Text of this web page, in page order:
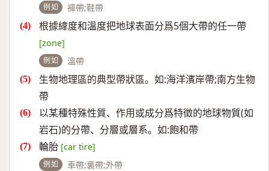
例如 褲帶;鞋帶
根據緯度和溫度把地球表面分爲5個大帶的任一帶
[zone]
例如 溫帶
生物地理區的典型帶狀區。如:海洋濱岸帶;南方生物
帶
以某種特殊性質、作用或成分爲特徵的地球物質(如
岩石)的分帶、分層或層系。如:飽和帶
輪胎 [car tire]
例如 車帶;裏帶;外帶